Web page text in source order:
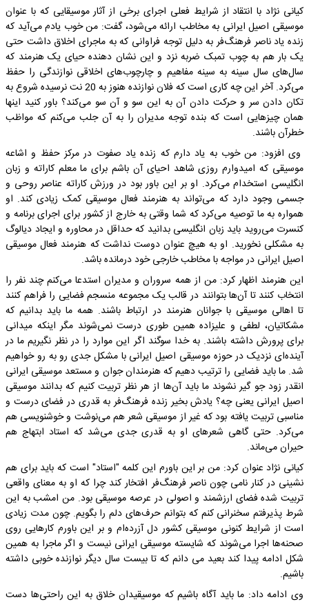
کیانی نژاد با انتقاد از شرایط فعلی اجرای برخی از آثار موسیقایی که با عنوان
موسیقی اصیل ایرانی به مخاطب ارائه می‌شود، گفت: من خوب یادم می‌آید که
زنده یاد ناصر فرهنگ‌فر به دلیل توجه فراوانی که به ماجرای اخلاق داشت حتی
یک بار هم به چوب تمبک ضربه نزد و این نشان دهنده حیای یک هنرمند که
سال‌های سال سینه به سینه مفاهیم و چارچوب‌های اخلاقی نوازندگی را حفظ
می‌کرد. آخر این چه کاری است که فلان نوازنده هنوز به 20 نت نرسیده شروع به
تکان دادن سر و حرکت دادن آن به این سو و آن سو می‌کند؟ باور کنید اینها
همان چیزهایی است که بنده توجه مدیران را به آن جلب می‌کنم که مواظب
خطرآن باشند.
وی افزود: من خوب به یاد دارم که زنده یاد صفوت در مرکز حفظ و اشاعه
موسیقی که امیدوارم روزی شاهد احیای آن باشم برای ما معلم کاراته و زبان
انگلیسی استخدام می‌کرد. او بر این باور بود در ورزش کاراته عناصر روحی و
جسمی وجود دارد که می‌تواند به هنرمند فعال موسیقی کمک زیادی کند. او
همواره به ما توصیه می‌کرد که شما وقتی به خارج از کشور برای اجرای برنامه و
کنسرت می‌روید باید زبان انگلیسی بدانید که حداقل در محاوره و ایجاد دیالوگ
به مشکلی نخورید. او به هیچ عنوان دوست نداشت که هنرمند فعال موسیقی
اصیل ایرانی در مواجه با مخاطب خارجی خود درمانده باشد.
این هنرمند اظهار کرد: من از همه سروران و مدیران استدعا می‌کنم چند نفر را
انتخاب کنند تا آن‌ها بتوانند در قالب یک مجموعه منسجم فضایی را فراهم کنند
تا اهالی موسیقی با جوانان هنرمند در ارتباط باشند. همه ما باید بدانیم که
مشکاتیان، لطفی و علیزاده همین طوری درست نمی‌شوند مگر اینکه میدانی
برای پرورش داشته باشند. به خدا سوگند اگر این موارد را در نظر نگیریم ما در
آینده‌ای نزدیک در حوزه موسیقی اصیل ایرانی با مشکل جدی رو به رو خواهیم
شد. ما باید فضایی را ترتیب دهیم که هنرمندان جوان و مستعد موسیقی ایرانی
انقدر زود جو گیر نشوند ما باید آن‌ها از هر نظر تربیت کنیم که بدانند موسیقی
اصیل ایرانی یعنی چه؟ یادش بخیر زنده فرهنگ‌فر به قدری در فضای درست و
مناسبی تربیت یافته بود که غیر از موسیقی شعر هم می‌نوشت و خوشنویسی هم
می‌کرد. حتی گاهی شعرهای او به قدری جدی می‌شد که استاد ابتهاج هم
حیران می‌ماند.
کیانی نژاد عنوان کرد: من بر این باورم این کلمه "استاد" است که باید برای هم
نشینی در کنار نامی چون ناصر فرهنگ‌فر افتخار کند چرا که او به معنای واقعی
تربیت شده فضای ارزشمند و اصولی در عرصه موسیقی بود. من امشب به این
شرط پذیرفتم سخنرانی کنم که بتوانم حرف‌های دلم را بگویم. چون مدت زیادی
است از شرایط کنونی موسیقی کشور دل آزرده‌ام و بر این باورم کارهایی روی
صحنه‌ها اجرا می‌شوند که شایسته موسیقی ایرانی نیست و اگر ماجرا به همین
شکل ادامه پیدا کند بعید می دانم که تا بیست سال دیگر نوازنده خوبی داشته
باشیم.
وی ادامه داد: ما باید آگاه باشیم که موسیقیدان خلاق به این راحتی‌ها دست